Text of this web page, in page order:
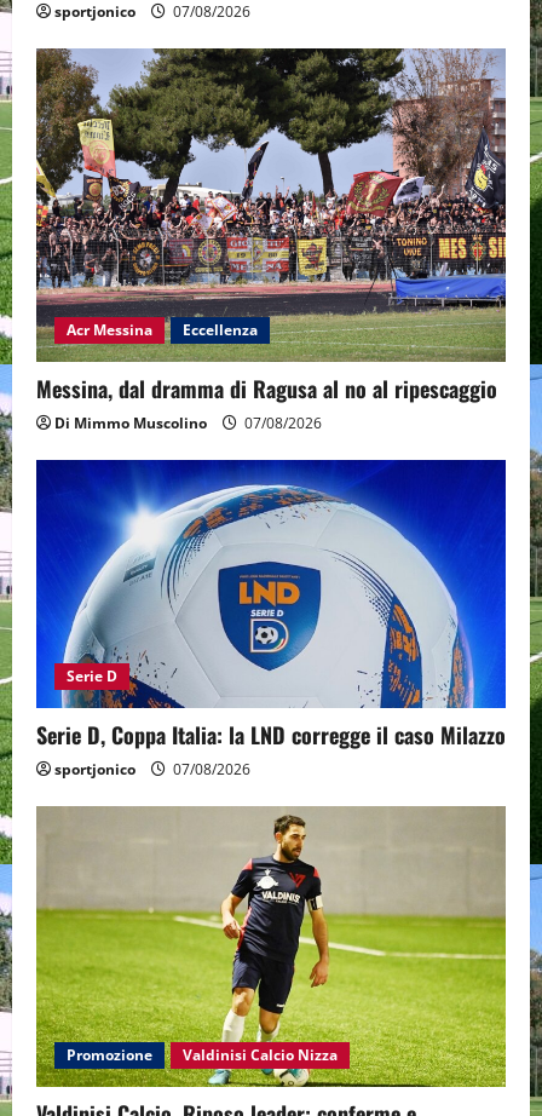
sportjonico 07/08/2026
Acr Messina Eccellenza
Messina, dal dramma di Ragusa al no al ripescaggio
Di Mimmo Muscolino 07/08/2026
Serie D
Serie D, Coppa Italia: la LND corregge il caso Milazzo
sportjonico 07/08/2026
Promozione Valdinisi Calcio Nizza